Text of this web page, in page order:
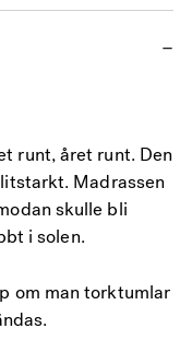
runt, året runt. Den
Madrassen
skulle bli
i solen.
om man torktumlar